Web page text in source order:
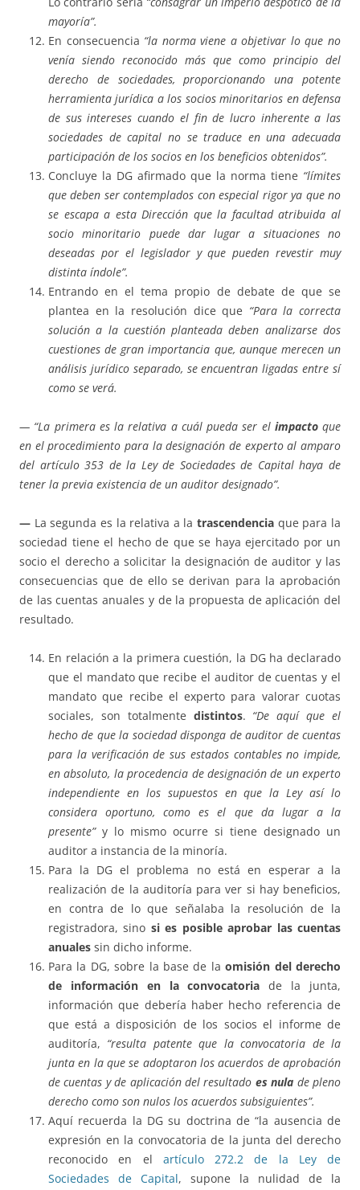
mayoría”.
En consecuencia “la norma viene a objetivar lo que no
venía siendo reconocido más que como principio del
derecho de sociedades, proporcionando una potente
herramienta jurídica a los socios minoritarios en defensa
de sus intereses cuando el fin de lucro inherente a las
sociedades de capital no se traduce en una adecuada
participación de los socios en los beneficios obtenidos”.
Concluye la DG afirmado que la norma tiene “límites
que deben ser contemplados con especial rigor ya que no
se escapa a esta Dirección que la facultad atribuida al
socio minoritario puede dar lugar a situaciones no
deseadas por el legislador y que pueden revestir muy
distinta índole”.
Entrando en el tema propio de debate de que se
plantea en la resolución dice que “Para la correcta
solución a la cuestión planteada deben analizarse dos
cuestiones de gran importancia que, aunque merecen un
análisis jurídico separado, se encuentran ligadas entre sí
como se verá.
— “La primera es la relativa a cuál pueda ser el impactoque
en el procedimiento para la designación de experto al amparo
del artículo 353 de la Ley de Sociedades de Capital haya de
tener la previa existencia de un auditor designado”.
— La segunda es la relativa a latrascendencia que para la
sociedad tiene el hecho de que se haya ejercitado por un
socio el derecho a solicitar la designación de auditor y las
consecuencias que de ello se derivan para la aprobación
de las cuentas anuales y de la propuesta de aplicación del
resultado.
En relación a la primera cuestión, la DG ha declarado
que el mandato que recibe el auditor de cuentas y el
mandato que recibe el experto para valorar cuotas
sociales, son totalmente distintos. “De aquí que el
hecho de que la sociedad disponga de auditor de cuentas
para la verificación de sus estados contables no impide,
en absoluto, la procedencia de designación de un experto
independiente en los supuestos en que la Ley así lo
considera oportuno, como es el que da lugar a la
presente”y lo mismo ocurre si tiene designado un
auditor a instancia de la minoría.
Para la DG el problema no está en esperar a la
realización de la auditoría para ver si hay beneficios,
en contra de lo que señalaba la resolución de la
registradora, sino si es posible aprobar las cuentas
anuales sin dicho informe.
Para la DG, sobre la base de laomisión del derecho
de información en la convocatoria de la junta,
información que debería haber hecho referencia de
que está a disposición de los socios el informe de
auditoría, “resulta patente que la convocatoria de la
junta en la que se adoptaron los acuerdos de aprobación
de cuentas y de aplicación del resultado es nula de pleno
derecho como son nulos los acuerdos subsiguientes”.
Aquí recuerda la DG su doctrina de “la ausencia de
expresión en la convocatoria de la junta del derecho
reconocido en el artículo 272.2 de la Ley de
Sociedades de Capital, supone la nulidad de la